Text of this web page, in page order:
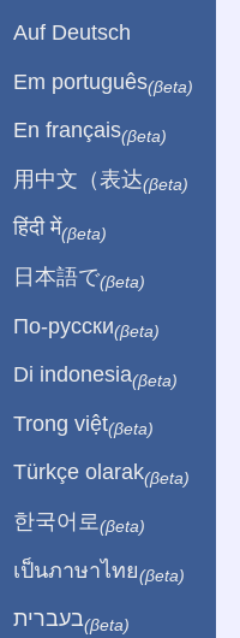
Auf Deutsch
Em português(βeta)
En français(βeta)
用中文（表达(βeta)
हिंदी में(βeta)
日本語で(βeta)
По-русски(βeta)
Di indonesia(βeta)
Trong việt(βeta)
Türkçe olarak(βeta)
한국어로 (βeta)
เป็นภาษาไทย(βeta)
בעברית(βeta)